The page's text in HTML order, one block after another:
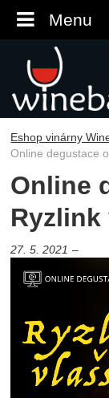
Menu
Eshop vinárny
Online degustace
Online
27. 5. 2021